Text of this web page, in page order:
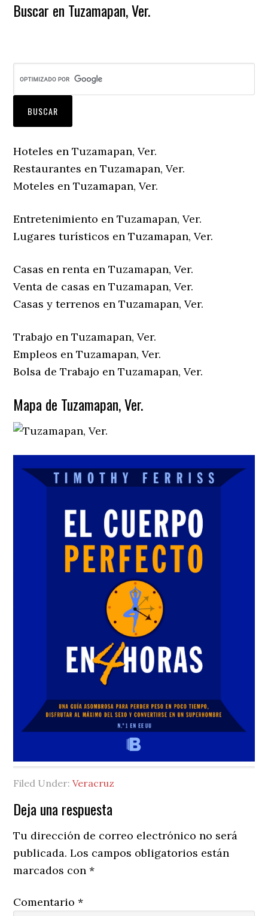
Buscar en Tuzamapan, Ver.
Hoteles en Tuzamapan, Ver.
Restaurantes en Tuzamapan, Ver.
Moteles en Tuzamapan, Ver.
Entretenimiento en Tuzamapan, Ver.
Lugares turísticos en Tuzamapan, Ver.
Casas en renta en Tuzamapan, Ver.
Venta de casas en Tuzamapan, Ver.
Casas y terrenos en Tuzamapan, Ver.
Trabajo en Tuzamapan, Ver.
Empleos en Tuzamapan, Ver.
Bolsa de Trabajo en Tuzamapan, Ver.
Mapa de Tuzamapan, Ver.
Filed Under:Veracruz
Reader
Interactions
Deja una respuesta
Tu dirección de correo electrónico no será
publicada. Los campos obligatorios están
marcados con*
Comentario*